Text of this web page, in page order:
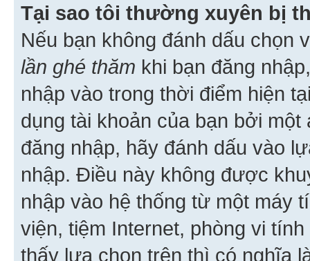
Tại sao tôi thường xuyên bị
Nếu bạn không đánh dấu chọn
lần ghé thăm khi bạn đăng
nhập vào trong thời điểm hiện
dụng tài khoản của bạn bởi
đăng nhập, hãy đánh dấu vào
nhập. Điều này không được
nhập vào hệ thống từ một máy
viện, tiệm Internet, phòng vi
thấy lựa chọn trên thì có nghĩa